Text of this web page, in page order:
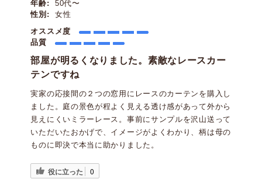
年齢:
50代〜
性別:
女性
オススメ度
品質
部屋が明るくなりました。素敵なレースカー
テンですね
実家の応接間の２つの窓用にレースのカーテンを購入し
ました。庭の景色が程よく見える透け感があって外から
見えにくいミラーレース。事前にサンプルを沢山送って
いただいたおかげで、イメージがよくわかり、柄は母の
ものに即決で本当に助かりました。
役に立った 0